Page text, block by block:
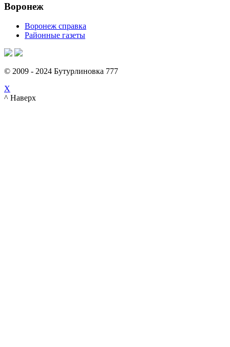
Воронеж
Воронеж справка
Районные газеты
© 2009 - 2024 Бутурлиновка 777
X
^ Наверх